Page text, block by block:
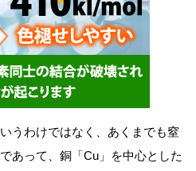
うわけではなく、あくまでも窒
あって、銅「Cu」を中心とした